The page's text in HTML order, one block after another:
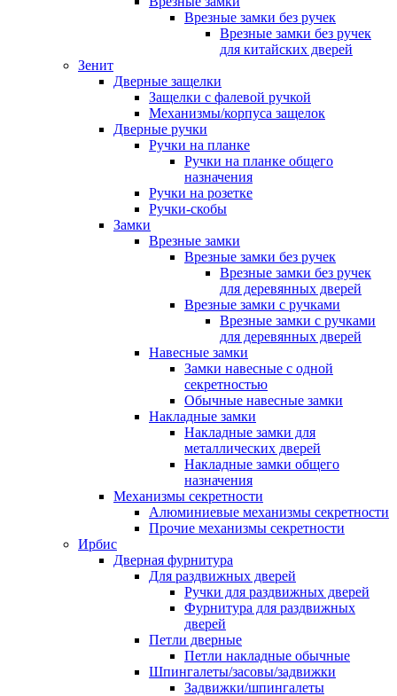
Врезные замки без ручек
Врезные замки без ручек
для китайских дверей
Зенит
Дверные защелки
Защелки с фалевой ручкой
Механизмы/корпуса защелок
Дверные ручки
Ручки на планке
Ручки на планке общего
назначения
Ручки на розетке
Ручки-скобы
Замки
Врезные замки
Врезные замки без ручек
Врезные замки без ручек
для деревянных дверей
Врезные замки с ручками
Врезные замки с ручками
для деревянных дверей
Навесные замки
Замки навесные с одной
секретностью
Обычные навесные замки
Накладные замки
Накладные замки для
металлических дверей
Накладные замки общего
назначения
Механизмы секретности
Алюминиевые механизмы секретности
Прочие механизмы секретности
Ирбис
Дверная фурнитура
Для раздвижных дверей
Ручки для раздвижных дверей
Фурнитура для раздвижных
дверей
Петли дверные
Петли накладные обычные
Шпингалеты/засовы/задвижки
Задвижки/шпингалеты